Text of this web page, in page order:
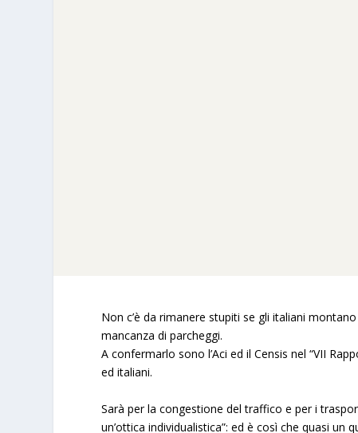
Non c’è da rimanere stupiti se gli italiani
mancanza di parcheggi.
A confermarlo sono l’Aci ed il Censis nel “VII
ed italiani.
Sarà per la congestione del traffico e per i
un’ottica individualistica”: ed è così che quasi